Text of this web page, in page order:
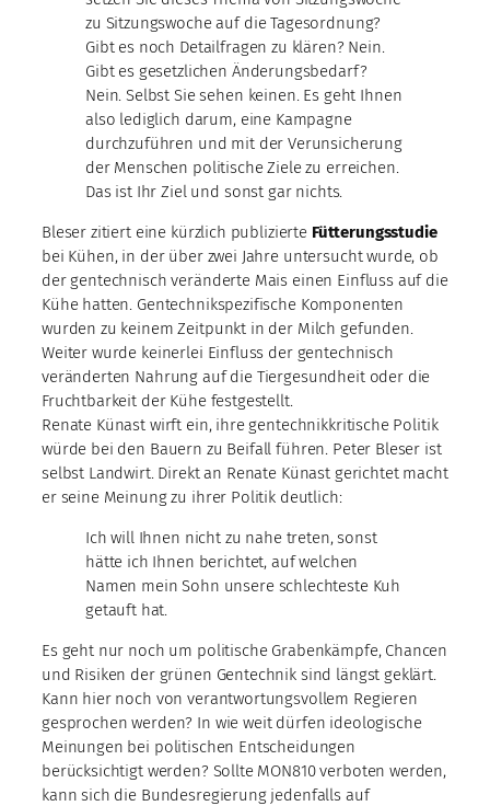
zu Sitzungswoche auf die Tagesordnung?
Gibt es noch Detailfragen zu klären? Nein.
Gibt es gesetzlichen Änderungsbedarf?
Nein. Selbst Sie sehen keinen. Es geht Ihnen
also lediglich darum, eine Kampagne
durchzuführen und mit der Verunsicherung
der Menschen politische Ziele zu erreichen.
Das ist Ihr Ziel und sonst gar nichts.
Bleser zitiert eine kürzlich publizierte Fütterungsstudie
bei Kühen, in der über zwei Jahre untersucht wurde, ob
der gentechnisch veränderte Mais einen Einfluss auf die
Kühe hatten. Gentechnikspezifische Komponenten
wurden zu keinem Zeitpunkt in der Milch gefunden.
Weiter wurde keinerlei Einfluss der gentechnisch
veränderten Nahrung auf die Tiergesundheit oder die
Fruchtbarkeit der Kühe festgestellt.
Renate Künast wirft ein, ihre gentechnikkritische Politik
würde bei den Bauern zu Beifall führen. Peter Bleser ist
selbst Landwirt. Direkt an Renate Künast gerichtet macht
er seine Meinung zu ihrer Politik deutlich:
Ich will Ihnen nicht zu nahe treten, sonst
hätte ich Ihnen berichtet, auf welchen
Namen mein Sohn unsere schlechteste Kuh
getauft hat.
Es geht nur noch um politische Grabenkämpfe, Chancen
und Risiken der grünen Gentechnik sind längst geklärt.
Kann hier noch von verantwortungsvollem Regieren
gesprochen werden? In wie weit dürfen ideologische
Meinungen bei politischen Entscheidungen
berücksichtigt werden? Sollte MON810 verboten werden,
kann sich die Bundesregierung jedenfalls auf